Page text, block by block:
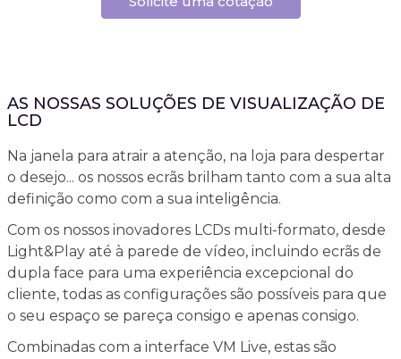
AS NOSSAS SOLUÇÕES DE VISUALIZAÇÃO DE
LCD
Na janela para atrair a atenção, na loja para despertar
o desejo... os nossos ecrãs brilham tanto com a sua alta
definição como com a sua inteligência.
Com os nossos inovadores LCDs multi-formato, desde
Light&Play até à parede de vídeo, incluindo ecrãs de
dupla face para uma experiência excepcional do
cliente, todas as configurações são possíveis para que
o seu espaço se pareça consigo e apenas consigo.
Combinadas com a interface VM Live, estas são